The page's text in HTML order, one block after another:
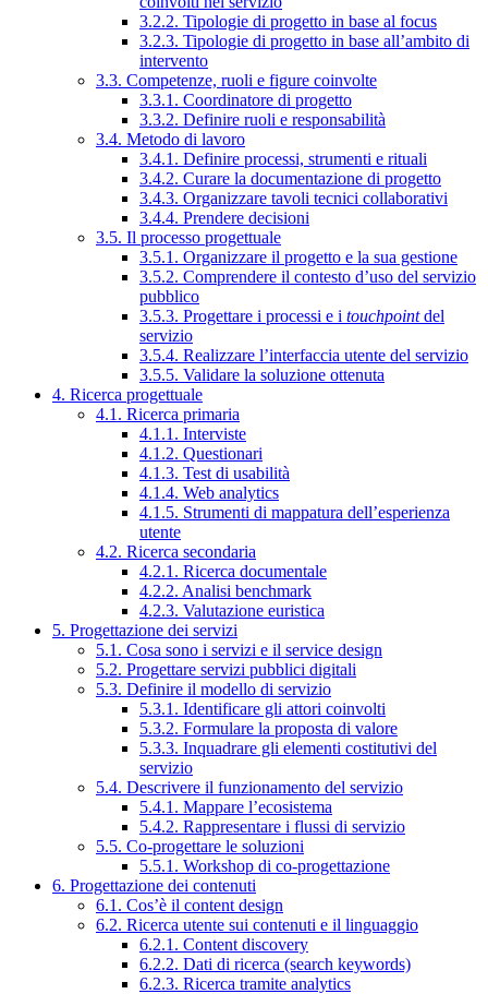
3.2.2. Tipologie di progetto in base al focus
3.2.3. Tipologie di progetto in base all’ambito di
intervento
3.3. Competenze, ruoli e figure coinvolte
3.3.1. Coordinatore di progetto
3.3.2. Definire ruoli e responsabilità
3.4. Metodo di lavoro
3.4.1. Definire processi, strumenti e rituali
3.4.2. Curare la documentazione di progetto
3.4.3. Organizzare tavoli tecnici collaborativi
3.4.4. Prendere decisioni
3.5. Il processo progettuale
3.5.1. Organizzare il progetto e la sua gestione
3.5.2. Comprendere il contesto d’uso del servizio
pubblico
3.5.3. Progettare i processi e i touchpointdel
servizio
3.5.4. Realizzare l’interfaccia utente del servizio
3.5.5. Validare la soluzione ottenuta
4. Ricerca progettuale
4.1. Ricerca primaria
4.1.1. Interviste
4.1.2. Questionari
4.1.3. Test di usabilità
4.1.4. Web analytics
4.1.5. Strumenti di mappatura dell’esperienza
utente
4.2. Ricerca secondaria
4.2.1. Ricerca documentale
4.2.2. Analisi benchmark
4.2.3. Valutazione euristica
5. Progettazione dei servizi
5.1. Cosa sono i servizi e il service design
5.2. Progettare servizi pubblici digitali
5.3. Definire il modello di servizio
5.3.1. Identificare gli attori coinvolti
5.3.2. Formulare la proposta di valore
5.3.3. Inquadrare gli elementi costitutivi del
servizio
5.4. Descrivere il funzionamento del servizio
5.4.1. Mappare l’ecosistema
5.4.2. Rappresentare i flussi di servizio
5.5. Co-progettare le soluzioni
5.5.1. Workshop di co-progettazione
6. Progettazione dei contenuti
6.1. Cos’è il content design
6.2. Ricerca utente sui contenuti e il linguaggio
6.2.1. Content discovery
6.2.2. Dati di ricerca (search keywords)
6.2.3. Ricerca tramite analytics